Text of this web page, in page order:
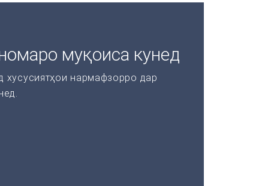
муқоиса кунед
нармафзорро дар